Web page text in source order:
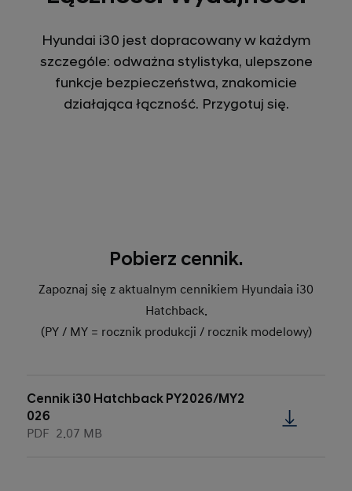
Hyundai i30 jest dopracowany w każdym
szczególe: odważna stylistyka, ulepszone
funkcje bezpieczeństwa, znakomicie
działająca łączność. Przygotuj się.
Pobierz cennik.
Zapoznaj się z aktualnym cennikiem Hyundaia i30
Hatchback.
(PY / MY = rocznik produkcji / rocznik modelowy)
Cennik i30 Hatchback PY2026/MY2
026
PDF 2.07 MB